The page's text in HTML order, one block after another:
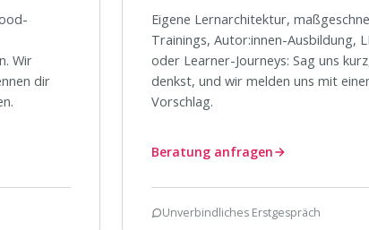
Wir
dir
Eigene Lernarchitektur,
Trainings, Autor:innen-Ausbildung,
oder Learner-Journeys: Sag uns
denkst, und wir melden uns mit
Vorschlag.
Beratung anfragen
Unverbindliches Erstgespräch